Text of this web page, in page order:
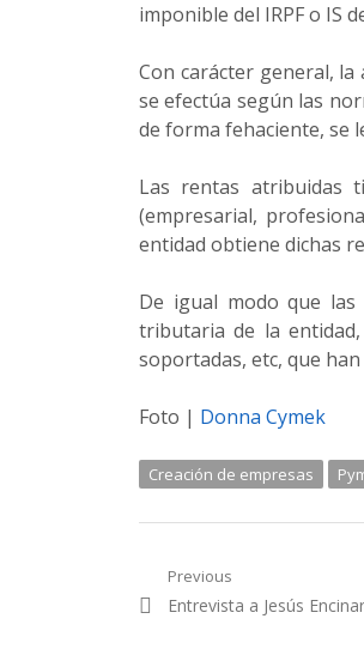
imponible del IRPF o IS
Con carácter general,
se efectúa según las
de forma fehaciente, se
Las rentas atribuidas
(empresarial,
entidad obtiene dichas
De igual modo que
tributaria de la
soportadas, etc, que
Foto | Donna Cymek
Creación de empresas
Navegación de
Previous
Previous post:
Entrevista a Jesús